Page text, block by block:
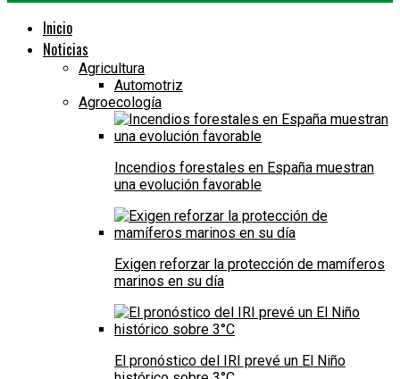
Inicio
Noticias
Agricultura
Automotriz
Agroecología
Incendios forestales en España muestran
una evolución favorable
Exigen reforzar la protección de mamíferos
marinos en su día
El pronóstico del IRI prevé un El Niño